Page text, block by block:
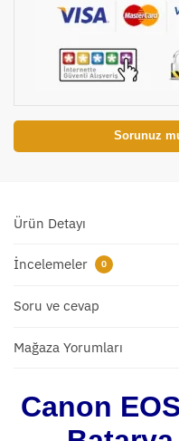
Sorunuz
Ürün Detayı
İncelemeler 0
Soru ve cevap
Mağaza Yorumları
Canon